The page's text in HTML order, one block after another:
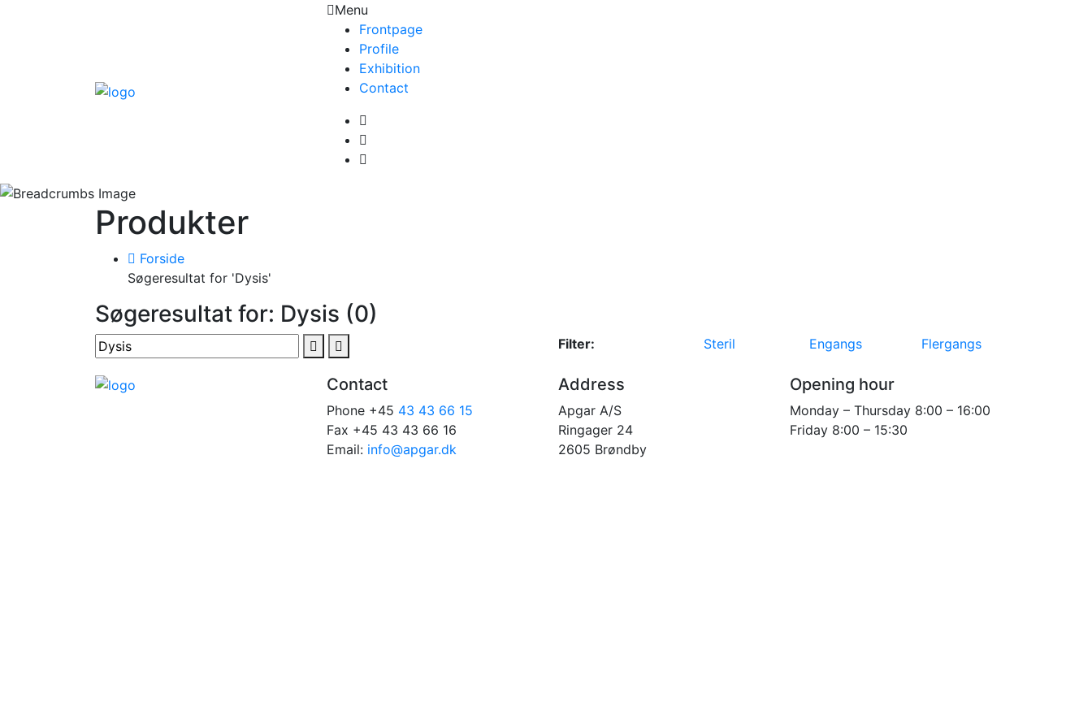
Menu
Frontpage
Profile
Exhibition
Contact
Produkter
Forside
Søgeresultat for 'Dysis'
Søgeresultat for: Dysis (0)
Filter: Steril Engangs Flergangs
Contact
Phone +45 43 43 66 15
Fax +45 43 43 66 16
Email: info@apgar.dk
Address
Apgar A/S
Ringager 24
2605 Brøndby
Opening hour
Monday – Thursday 8:00 – 16:00
Friday 8:00 – 15:30